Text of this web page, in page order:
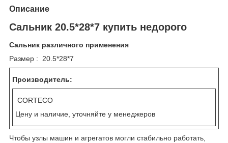
Описание
Сальник 20.5*28*7 купить недорого
Сальник различного применения
Размер : 20.5*28*7
Производитель:
CORTECO
Цену и наличие, уточняйте у менеджеров
Чтобы узлы машин и агрегатов могли стабильно работать,